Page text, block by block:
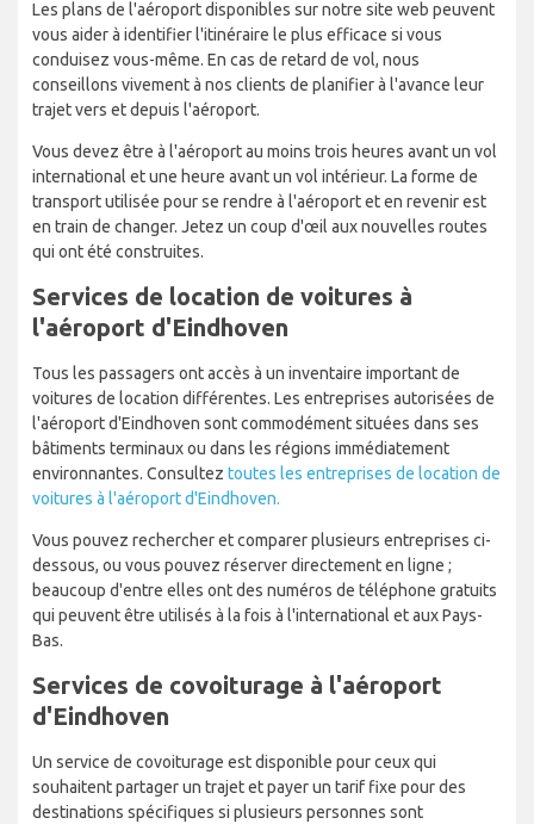
Les plans de l'aéroport disponibles sur notre site web peuvent
vous aider à identifier l'itinéraire le plus efficace si vous
conduisez vous-même. En cas de retard de vol, nous
conseillons vivement à nos clients de planifier à l'avance leur
trajet vers et depuis l'aéroport.
Vous devez être à l'aéroport au moins trois heures avant un vol
international et une heure avant un vol intérieur. La forme de
transport utilisée pour se rendre à l'aéroport et en revenir est
en train de changer. Jetez un coup d'œil aux nouvelles routes
qui ont été construites.
Services de location de voitures à
l'aéroport d'Eindhoven
Tous les passagers ont accès à un inventaire important de
voitures de location différentes. Les entreprises autorisées de
l'aéroport d'Eindhoven sont commodément situées dans ses
bâtiments terminaux ou dans les régions immédiatement
environnantes. Consultez toutes les entreprises de location de
voitures à l'aéroport d'Eindhoven.
Vous pouvez rechercher et comparer plusieurs entreprises ci-
dessous, ou vous pouvez réserver directement en ligne ;
beaucoup d'entre elles ont des numéros de téléphone gratuits
qui peuvent être utilisés à la fois à l'international et aux Pays-
Bas.
Services de covoiturage à l'aéroport
d'Eindhoven
Un service de covoiturage est disponible pour ceux qui
souhaitent partager un trajet et payer un tarif fixe pour des
destinations spécifiques si plusieurs personnes sont